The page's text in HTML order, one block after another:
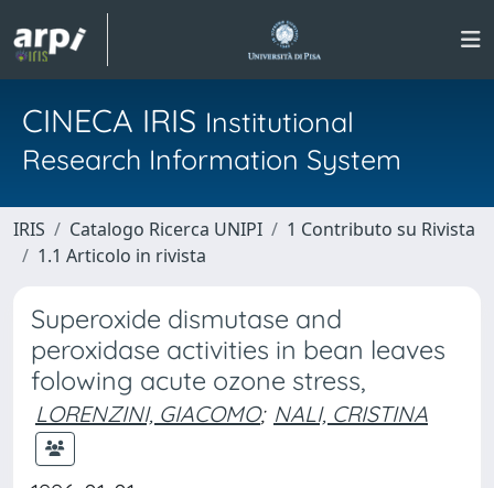
CINECA IRIS Institutional
Research Information System
IRIS Catalogo Ricerca UNIPI
1 Contributo su Rivista
1.1 Articolo in rivista
Superoxide dismutase and
peroxidase activities in bean leaves
folowing acute ozone stress,
LORENZINI, GIACOMO; NALI, CRISTINA